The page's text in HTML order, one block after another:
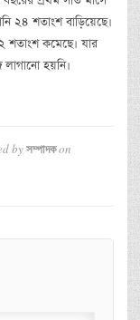
২৪ শতাংশ বাড়িয়েছে।
শতাংশ কমেছে। যার
হয়নি।
by সম্পাদকon